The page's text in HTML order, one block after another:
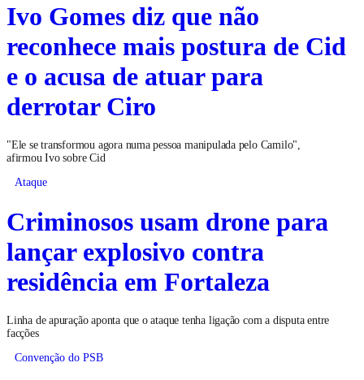
Ivo Gomes diz que não
reconhece mais postura de Cid
e o acusa de atuar para
derrotar Ciro
"Ele se transformou agora numa pessoa manipulada pelo Camilo",
afirmou Ivo sobre Cid
Ataque
Criminosos usam drone para
lançar explosivo contra
residência em Fortaleza
Linha de apuração aponta que o ataque tenha ligação com a disputa entre
facções
Convenção do PSB